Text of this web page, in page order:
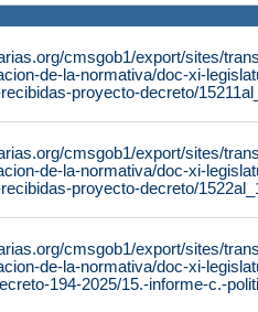
cmsgob1/export/sites/
de-la-normativa/doc-xi-
proyecto-decreto/
cmsgob1/export/sites/
de-la-normativa/doc-xi-
proyecto-decreto/
cmsgob1/export/sites/
de-la-normativa/doc-xi-
194-2025/15.-informe-c.-